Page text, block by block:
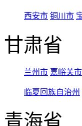
西安市 铜川市
甘肃省
兰州市 嘉峪关市
临夏回族自治州
青海省